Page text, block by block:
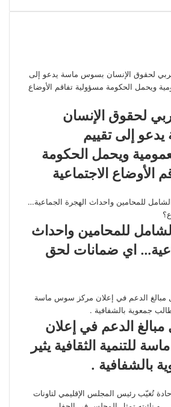
لحقوق الإنسان
إلى تقييم
ويحمل الحكومة
الأوضاع الاجتماعية
للمحامين واحداث
اي ضمانات لحق
الدعم في إعلان
للتنمية الثقافية يثير
بالشفافية .